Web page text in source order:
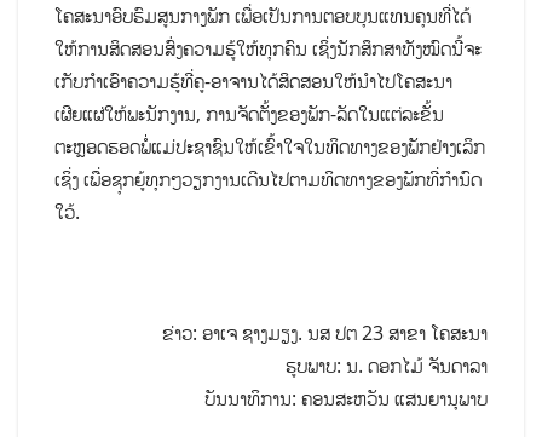
ໂຄສະນາອົບຮົມສູນກາງພັກ ເພື່ອເປັນການຕອບບຸນແທນຄຸນທີ່ໄດ້
ໃຫ້ການສິດສອນສົ່ງຄວາມຮູ້ໃຫ້ທຸກຄົນ ເຊິ່ງນັກສຶກສາທັງໝົດນີ້ຈະ
ເກັບກໍາເອົາຄວາມຮູ້ທີ່ຄູ-ອາຈານໄດ້ສິດສອນໃຫ້ນໍາໄປໂຄສະນາ
ເຜີຍແຜ່ໃຫ້ພະນັກງານ, ການຈັດຕັ້ງຂອງພັກ-ລັດໃນແຕ່ລະຂັ້ນ
ຕະຫຼອດຮອດພໍ່ແມ່ປະຊາຊົນໃຫ້ເຂົ້າໃຈໃນທິດທາງຂອງພັກຢ່າງເລິກ
ເຊິ່ງ ເພື່ອຊຸກຍູ້ທຸກໆວຽກງານເດີນໄປຕາມທິດທາງຂອງພັກທີ່ກໍານົດ
ໃວ້.
ຂ່າວ: ອາເຈ ຊາງມຽງ. ນສ ປຕ 23 ສາຂາ ໂຄສະນາ
ຮູບພາບ: ນ. ດອກໄມ້ ຈັນດາລາ
ບັນນາທິການ: ຄອນສະຫວັນ ແສນຍານຸພາບ